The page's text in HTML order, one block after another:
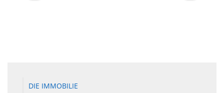
DIE IMMOBILIE